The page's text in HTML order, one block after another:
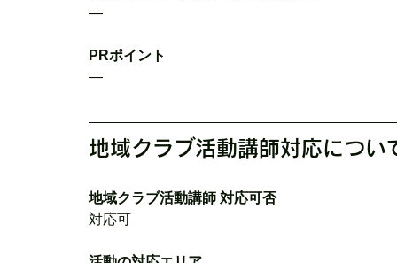
―
PRポイント
―
地域クラブ活動講師対応につい
地域クラブ活動講師 対応可否
対応可